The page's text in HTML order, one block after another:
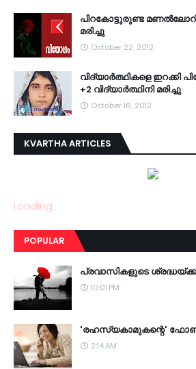
പിറകോട്ടുരുണ്ട മണല്‍ലോറി
മരിച്ചു
October 22, 2012
വി­ദ്യാര്‍­ത്ഥിക­ളെ ഇറ­ക്കി
+2 വി­ദ്യാര്‍­ത്ഥിനി മ­രി­ച്ചു
October 16, 2012
KVARTHA ARTICLES
Loading...
POPULAR
പ്രവാസികളുടെ ശ്രദ്ധയ്ക്ക്
10:01 PM
'രഹസ്യകാമുകന്റെ'
2:14 AM